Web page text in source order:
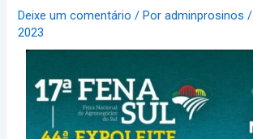
Deixe um comentário / Poradminprosinos/
2023